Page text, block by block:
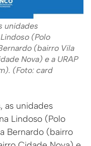
unidades
(Polo
(bairro Vila
Nova) e a URAP
(Foto: card
as unidades
Lindoso (Polo
Bernardo (bairro